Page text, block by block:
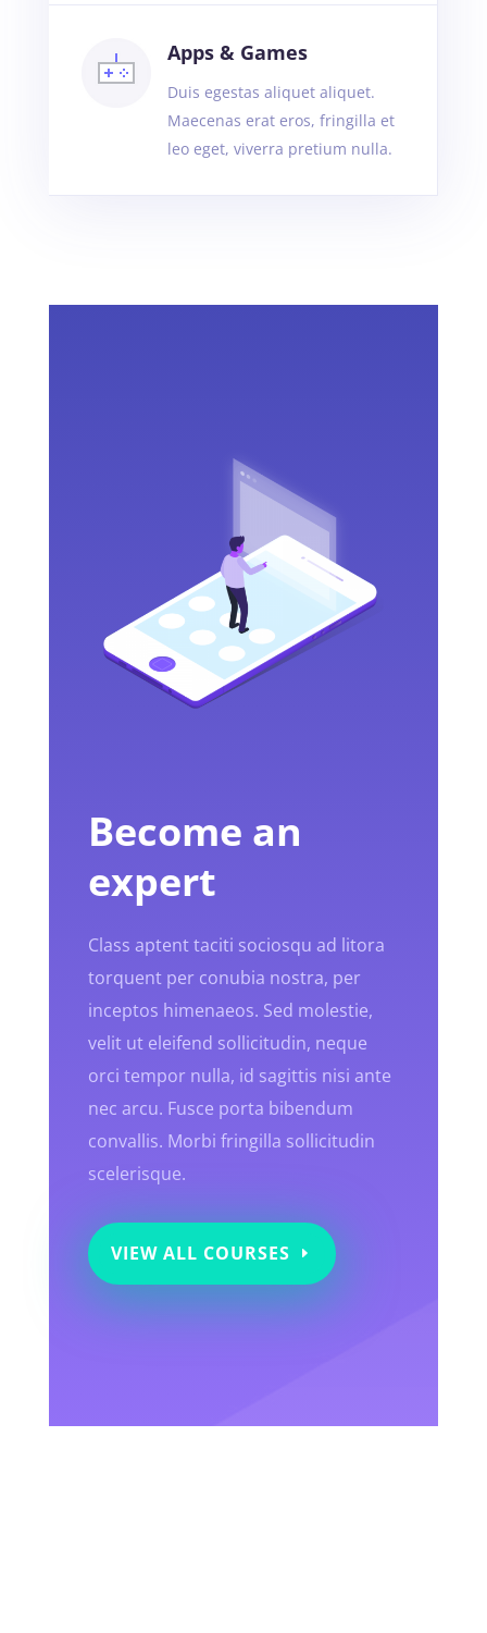
Apps & Games
Duis egestas aliquet aliquet.
Maecenas erat eros, fringilla et
leo eget, viverra pretium nulla.
Become an
expert
Class aptent taciti sociosqu ad litora
torquent per conubia nostra, per
inceptos himenaeos. Sed molestie,
velit ut eleifend sollicitudin, neque
orci tempor nulla, id sagittis nisi ante
nec arcu. Fusce porta bibendum
convallis. Morbi fringilla sollicitudin
scelerisque.
VIEW ALL COURSES